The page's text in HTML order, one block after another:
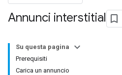
Annunci interstitial
Su questa pagina
Prerequisiti
Carica un annuncio